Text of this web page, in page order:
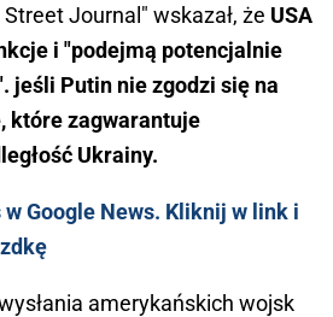
Journal" wskazał, że USA
i "podejmą potencjalnie
jeśli Putin nie zgodzi się na
które zagwarantuje
Ukrainy.
w Google News. Kliknij w link i
amerykańskich wojsk